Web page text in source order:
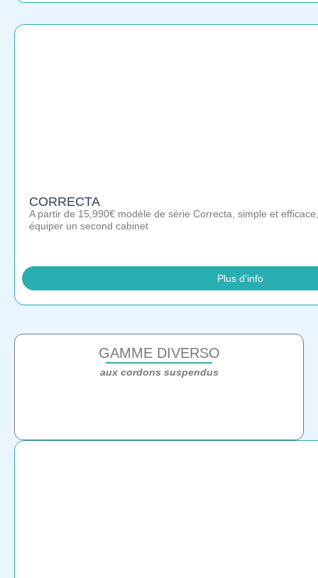
CORRECTA
A partir de 15,990€ modèle de série Correcta, simple et
équiper un second cabinet
Plus d'info
GAMME DIVERSO
aux cordons suspendus